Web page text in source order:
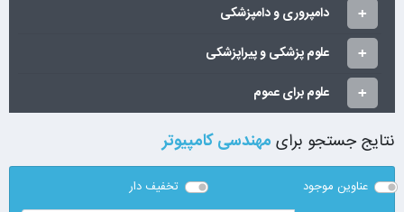
دامپروری و دامپزشکی
علوم پزشکی و پیراپزشکی
علوم برای عموم
نتایج جستجو برای مهندسی کامپیوتر
عناوین موجود
تخفیف دار